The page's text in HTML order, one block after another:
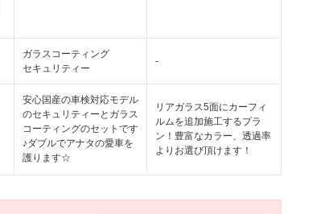
ガラスコーティング
セキュリティー
-
安心国産の車検対応モデル
のセキュリティーとガラス
コーティングのセットです
♪ダブルでアナタの愛車を
護ります☆
リアガラス5面にカーフィ
ルムを追加施工するプラ
ン！豊富なカラー、透過率
よりお選び頂けます！